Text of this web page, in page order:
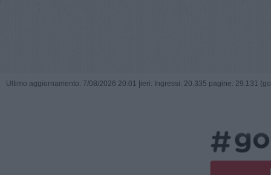
Ultimo aggiornamento: 7/08/2026 20:01 | ieri: Ingressi: 20.335 pagine: 29.131